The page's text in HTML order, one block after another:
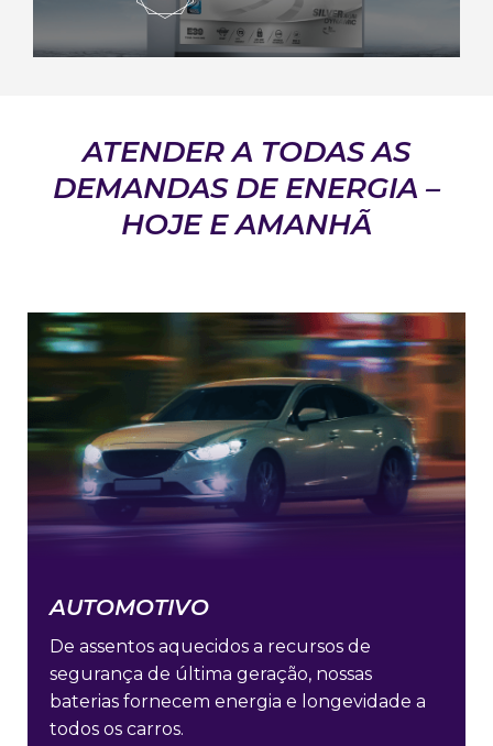
ATENDER A TODAS AS
DEMANDAS DE ENERGIA –
HOJE E AMANHÃ
AUTOMOTIVO
De assentos aquecidos a recursos de
segurança de última geração, nossas
baterias fornecem energia e longevidade a
todos os carros.